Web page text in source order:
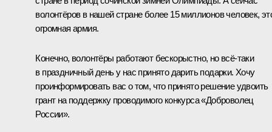
волонтёров в нашей стране более 15 миллионов человек,
огромная армия.
Конечно, волонтёры работают бескорыстно, но всё-таки
в праздничный день у нас принято дарить подарки. Хочу
проинформировать вас о том, что принято решение удвоить
грант на поддержку проводимого конкурса «Доброволец
России».